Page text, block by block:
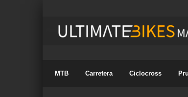
MTB Carretera Ciclocross